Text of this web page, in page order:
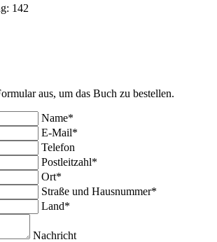
142
aus, um das Buch zu bestellen.
Name*
E-Mail*
Telefon
Postleitzahl*
Ort*
Straße und Hausnummer*
Land*
Nachricht